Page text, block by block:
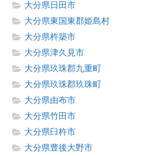
大分県日田市
大分県東国東郡姫島村
大分県杵築市
大分県津久見市
大分県玖珠郡九重町
大分県玖珠郡玖珠町
大分県由布市
大分県竹田市
大分県臼杵市
大分県豊後大野市